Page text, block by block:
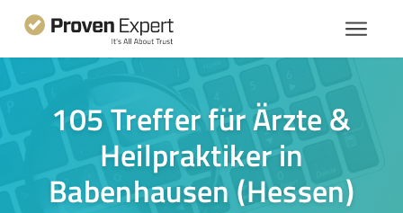
105 Treffer für Ärzte &
Heilpraktiker in
Babenhausen (Hessen)